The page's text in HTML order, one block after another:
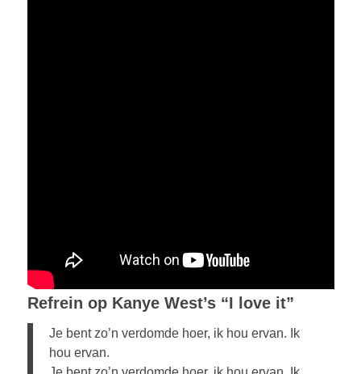
Refrein op Kanye West’s “I love it”
Je bent zo’n verdomde hoer, ik hou ervan. Ik
hou ervan.